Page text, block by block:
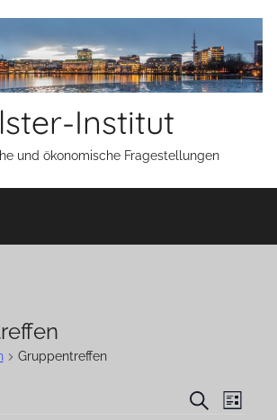
Institut
und ökonomische Fragestellungen
Gruppentreffen
Suche
Liste